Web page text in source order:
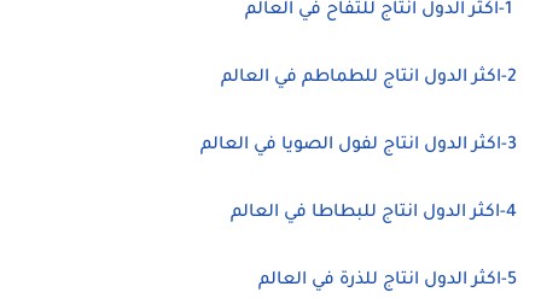
1-اكثر الدول انتاج للتفاح في العالم
2-اكثر الدول انتاج للطماطم في العالم
3-اكثر الدول انتاج لفول الصويا في العالم
4-اكثر الدول انتاج للبطاطا في العالم
5-اكثر الدول انتاج للذرة في العالم